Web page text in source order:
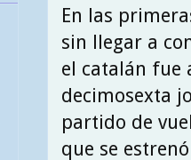
En las
sin llegar a
el catalán fue
decimosexta
partido de
que se